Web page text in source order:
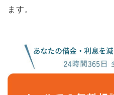
ます。